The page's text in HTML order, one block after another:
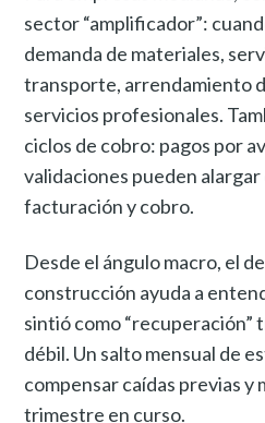
sector “amplificador”:
demanda de materiales,
transporte, arrendamiento
servicios profesionales.
ciclos de cobro: pagos por
validaciones pueden
facturación y cobro.
Desde el ángulo macro, el
construcción ayuda a
sintió como
débil. Un salto mensual de
compensar caídas previas y
trimestre en curso.